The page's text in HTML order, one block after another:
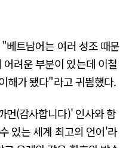
베트남어는 여러 성조 때문
려운 부분이 있는데 이철
해가 됐다"라고 귀띔했다.
먼(감사합니다)' 인사와 함
있는 세계 최고의 언어'라